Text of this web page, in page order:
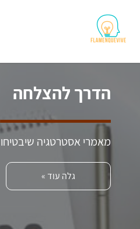
הדרך להצלחה
מאמרי אסטרטגיה
גלה עוד »